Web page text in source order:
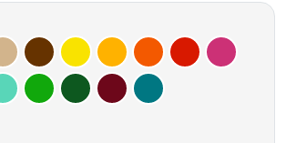
Beige Marron Jaune ClairJaune Foncé
OrangeRouge Fuchsia
Bleu VertVert clairVert FoncéBordeauxTurquoise